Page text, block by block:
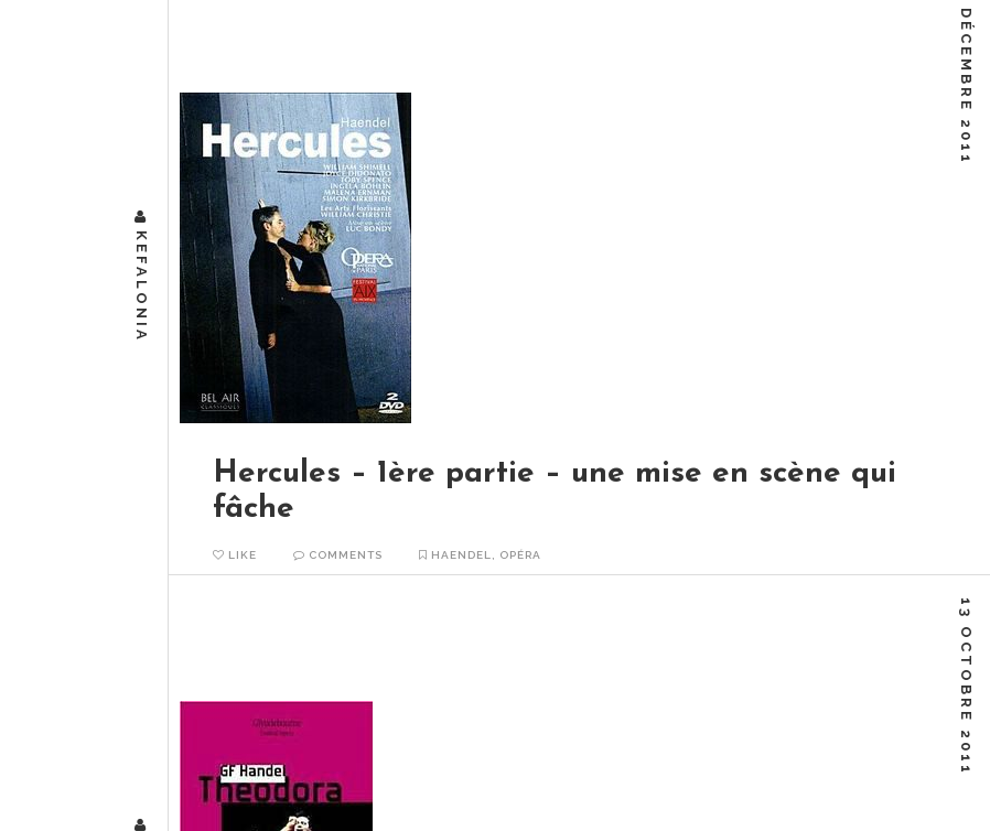
Linkedin
8 DÉCEMBRE 2011
KEFALONIA
Hercules – 1ère partie – une mise en scène qui
fâche
LIKE COMMENTS HAENDEL OPÉRA
Linkedin
13 OCTOBRE 2011